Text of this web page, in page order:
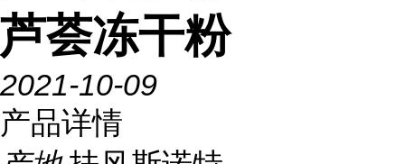
芦荟冻干粉
2021-10-09
产品详情